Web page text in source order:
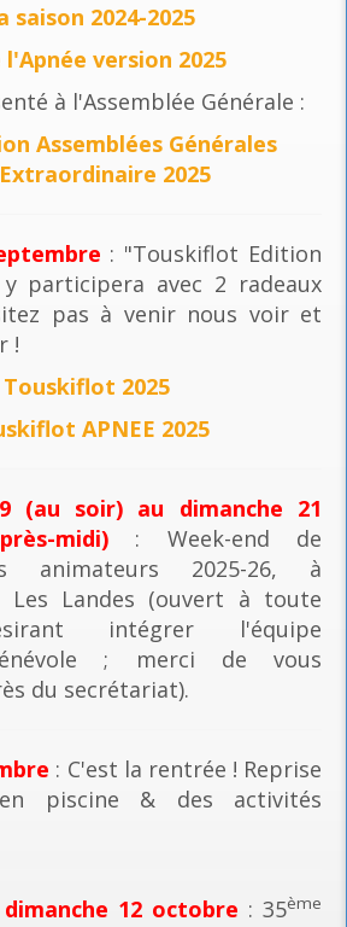
saison 2024-2025
version 2025
à l'Assemblée Générale :
Assemblées Générales
2025
: "Touskiflot Edition
participera avec 2 radeaux
pas à venir nous voir et
!
Touskiflot 2025
APNEE 2025
(au soir) au dimanche 21
midi): Week-end de
animateurs 2025-26, à
Les Landes (ouvert à toute
intégrer l'équipe
; merci de vous
du secrétariat).
: C'est la rentrée ! Reprise
piscine & des activités
12 octobre : 35ème